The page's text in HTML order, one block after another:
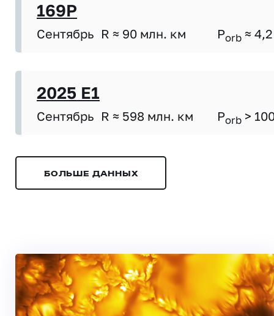
169P
Сентябрь R ≈ 90 млн. км Porb ≈ 4,2
2025 E1
Сентябрь R ≈ 598 млн. км Porb >
БОЛЬШЕ ДАННЫХ